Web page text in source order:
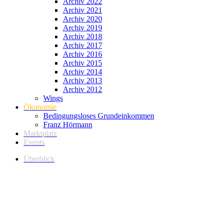
Archiv 2021
Archiv 2020
Archiv 2019
Archiv 2018
Archiv 2017
Archiv 2016
Archiv 2015
Archiv 2014
Archiv 2013
Archiv 2012
Wings
Ökonomie
Bedingungsloses Grundeinkommen
Franz Hörmann
Marktplatz
Events
Überblick